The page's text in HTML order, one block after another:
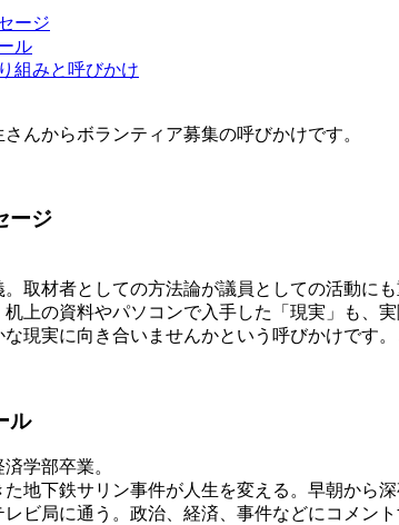
ージ
ル
組みと呼びかけ
んからボランティア募集の呼びかけです。
ージ
取材者としての方法論が議員としての活動にも
机上の資料やパソコンで入手した「現実」も
現実に向き合いませんかという呼びかけです
ル
学部卒業。
地下鉄サリン事件が人生を変える。早朝から
ビ局に通う。政治、経済、事件などにコメン